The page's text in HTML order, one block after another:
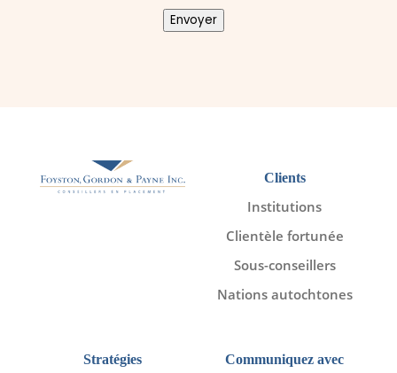
Envoyer
Clients
Institutions
Clientèle fortunée
Sous-conseillers
Nations autochtones
Stratégies
Communiquez avec